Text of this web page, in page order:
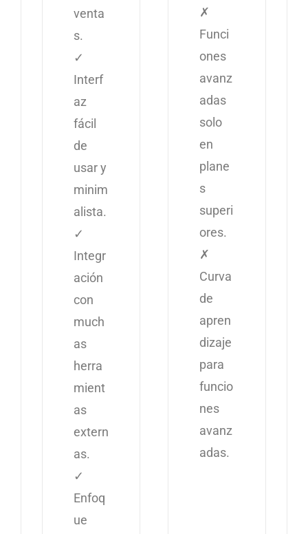
venta
s.
✓
Interf
az
fácil
de
usar y
minim
alista.
✓
Integr
ación
con
much
as
herra
mient
as
extern
as.
✓
Enfoq
ue
✗
Funci
ones
avanz
adas
solo
en
plane
s
superi
ores.
✗
Curva
de
apren
dizaje
para
funcio
nes
avanz
adas.